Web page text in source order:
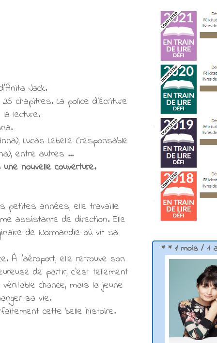
Jack.
chapitres. La police d'écriture
lecture.
Lucas Lebelle (responsable
entre autres ...
nouvelle couverture.
petites années, elle travaille
assistante de direction. Elle
de Normandie où vit sa
À l'aéroport, elle retrouve son
de partir, c'est tellement
chance, mais la jeune
sa vie.
cette belle histoire.
* * 1 mois / 1